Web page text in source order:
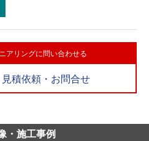
アリングに問い合わせる
積依頼・お問合せ
・施工事例